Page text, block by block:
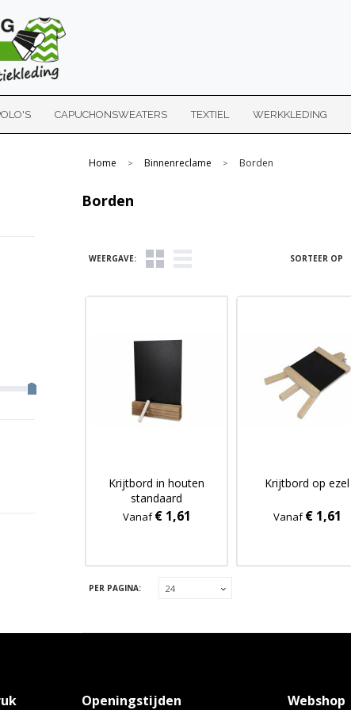
CAPUCHONSWEATERS TEXTIEL WERKKLEDING
Home > Binnenreclame > Borden
Borden
WEERGAVE: SORTEER OP
Krijtbord in houten
standaard
Vanaf€ 1,61
Krijtbord op ezel
Vanaf€ 1,61
PER PAGINA:
Openingstijden Webshop